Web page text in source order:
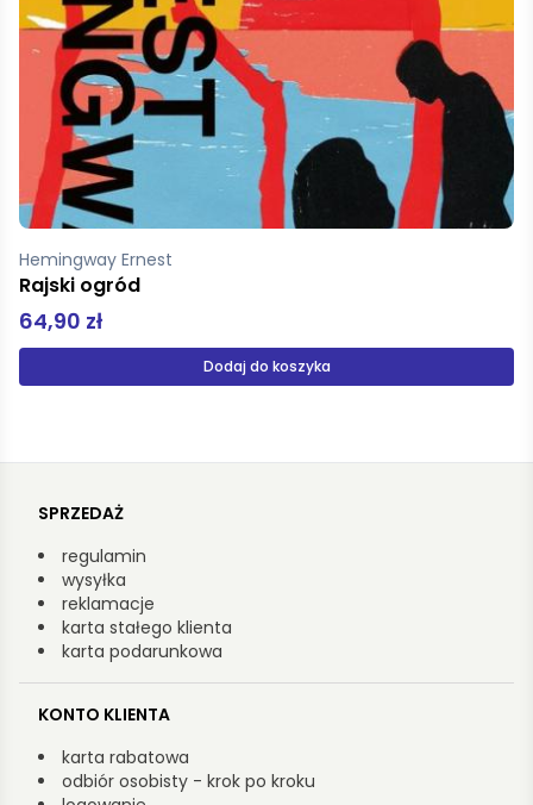
Lewis Clive Staples
Opowieści z Narnii Książę Kaspian
19,00 zł
Produkt niedostępny
SPRZEDAŻ
regulamin
wysyłka
reklamacje
karta stałego klienta
karta podarunkowa
KONTO KLIENTA
karta rabatowa
odbiór osobisty - krok po kroku